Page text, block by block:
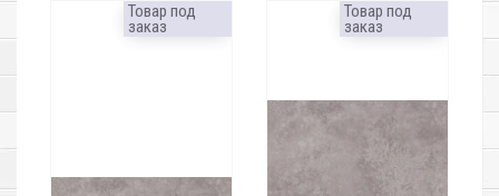
Товар под
заказ
Товар под
заказ